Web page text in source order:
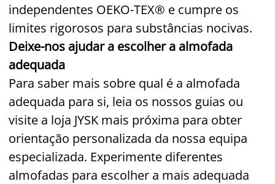
independentes OEKO-TEX® e cumpre os
limites rigorosos para substâncias nocivas.
Deixe-nos ajudar a escolher a almofada
adequada
Para saber mais sobre qual é a almofada
adequada para si, leia os nossos guias ou
visite a loja JYSK mais próxima para obter
orientação personalizada da nossa equipa
especializada. Experimente diferentes
almofadas para escolher a mais adequada